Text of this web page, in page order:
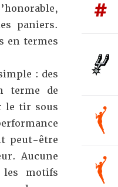
paniers.
en termes
: des
terme de
le tir sous
peut-être
Aucune
motifs